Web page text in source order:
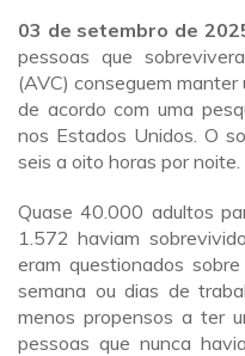
03 de setembro de
pessoas que
(AVC) conseguem
de acordo com uma
nos Estados Unidos. O
seis a oito horas por noite.
Quase 40.000 adultos
1.572 haviam
eram questionados
semana ou dias de
menos propensos a ter
pessoas que nunca